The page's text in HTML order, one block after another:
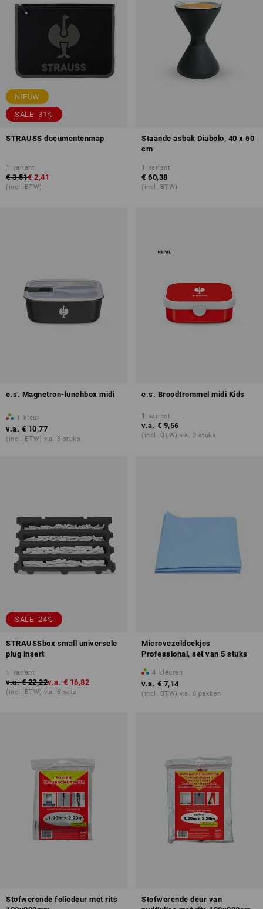
NIEUW
SALE -31%
STRAUSS documentenmap
1 variant
€ 3,51€ 2,41
(incl. BTW)
Staande asbak Diabolo, 40 x 60
cm
1 variant
€ 60,38
(incl. BTW)
e.s. Magnetron-lunchbox midi
1 kleur
v.a. € 10,77
(incl. BTW) v.a. 3 stuks
e.s. Broodtrommel midi Kids
1 variant
v.a. € 9,56
(incl. BTW) v.a. 3 stuks
SALE -24%
STRAUSSbox small universele
plug insert
1 variant
v.a. € 22,22v.a. € 16,82
(incl. BTW) v.a. 6 sets
Microvezeldoekjes
Professional, set van 5 stuks
4 kleuren
v.a. € 7,14
(incl. BTW) v.a. 6 pakken
Stofwerende foliedeur met rits
Stofwerende deur van